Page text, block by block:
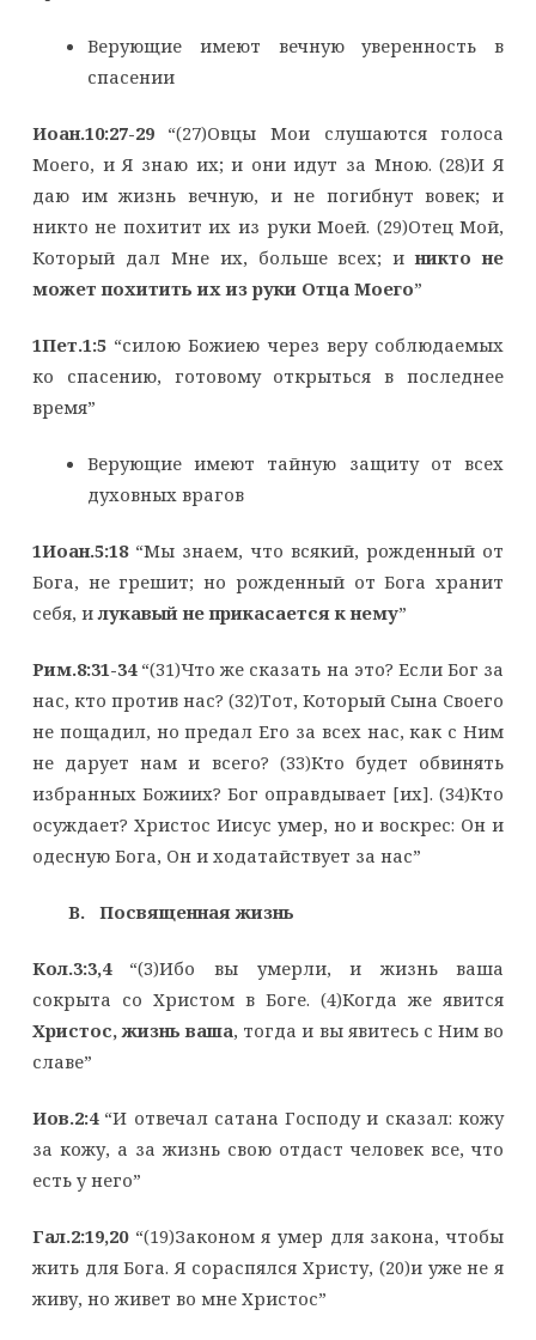
Верующие имеют вечную уверенность в
спасении
Иоан.10:27-29“(27)Овцы Мои слушаются голоса
Моего, и Я знаю их; и они идут за Мною. (28)И Я
даю им жизнь вечную, и не погибнут вовек; и
никто не похитит их из руки Моей. (29)Отец Мой,
Который дал Мне их, больше всех; иникто не
может похитить их из руки Отца Моего”
1Пет.1:5“силою Божиею через веру соблюдаемых
ко спасению, готовому открыться в последнее
время”
Верующие имеют тайную защиту от всех
духовных врагов
1Иоан.5:18“Мы знаем, что всякий, рожденный от
Бога, не грешит; но рожденный от Бога хранит
себя, илукавый не прикасается к нему”
Рим.8:31-34“(31)Что же сказать на это? Если Бог за
нас, кто против нас? (32)Тот, Который Сына Своего
не пощадил, но предал Его за всех нас, как с Ним
не дарует нам и всего? (33)Кто будет обвинять
избранных Божиих? Бог оправдывает [их]. (34)Кто
осуждает? Христос Иисус умер, но и воскрес: Он и
одесную Бога, Он и ходатайствует за нас”
B. Посвященная жизнь
Кол.3:3,4“(3)Ибо вы умерли, и жизнь ваша
сокрыта со Христом в Боге. (4)Когда же явится
Христос, жизнь ваша, тогда и вы явитесь с Ним во
славе”
Иов.2:4“И отвечал сатана Господу и сказал: кожу
за кожу, а за жизнь свою отдаст человек все, что
есть у него”
Гал.2:19,20“(19)Законом я умер для закона, чтобы
жить для Бога. Я сораспялся Христу, (20)и уже не я
живу, но живет во мне Христос”